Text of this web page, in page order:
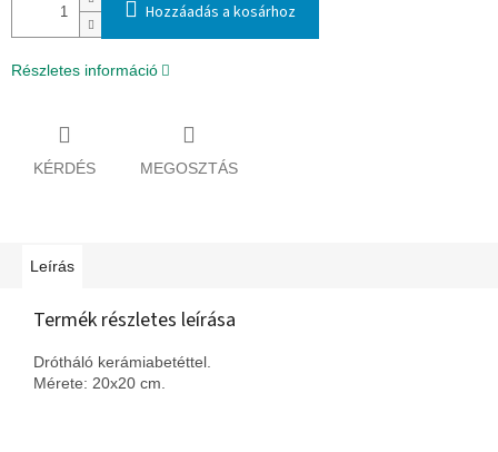
Hozzáadás a kosárhoz
Részletes információ
KÉRDÉS MEGOSZTÁS
Leírás
Termék részletes leírása
Drótháló kerámiabetéttel.
Mérete: 20x20 cm.